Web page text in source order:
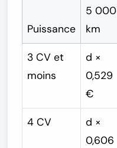
Puissance
5 000
km
3 CV et
moins
d ×
0,529
€
4 CV
d ×
0,606